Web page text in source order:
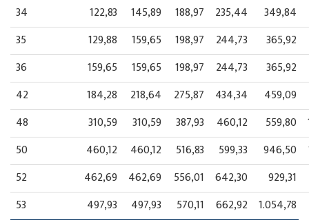
34
122,83 145,89 188,97 235,44
349,84
35
129,88 159,65 198,97 244,73
365,92
36
159,65 159,65 198,97 244,73
365,92
42
184,28 218,64 275,87 434,34
459,09
48
310,59 310,59 387,93 460,12 559,80
50
460,12 460,12 516,83 599,33 946,50
52
462,69 462,69 556,01 642,30
929,31
53
497,93 497,93 570,11 662,92 1.054,78